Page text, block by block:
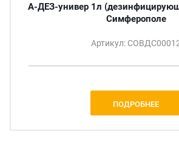
А-ДЕЗ-универ 1л
Симферополе
Артикул:
ПОДРОБНЕЕ